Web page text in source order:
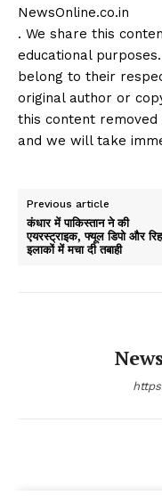
NewsOnline.co.in
. We share this
educational
belong to their
original author or
this content
and we will take
Previous article
कंधार में पाकिस्तान ने की
एयरस्ट्राइक, फ्यूल डिपो और
इलाकों में मचा दी तबाही